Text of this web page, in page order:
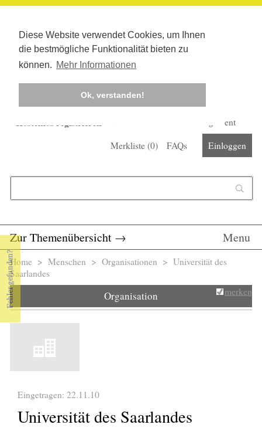
Diese Website verwendet Cookies, um Ihnen
die bestmögliche Funktionalität bieten zu
können. Mehr Informationen
Ok, verstanden!
Kostenlos registrieren
Corona-Management
Merkliste (0) FAQs Einloggen
Zur Themenübersicht → Menu
Sie sind hier
Home > Menschen > Organisationen > Universität des
Saarlandes
Organisation merken
Eingetragen: 22.11.10
Universität des Saarlandes